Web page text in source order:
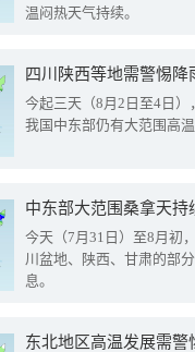
温闷热天气持续。
今起三天（8月2日至4日
我国中东部仍有大范围高
中东部大范围桑拿天
今天（7月31日）至8月初
川盆地、陕西、甘肃的部
息。
东北地区高温发展需